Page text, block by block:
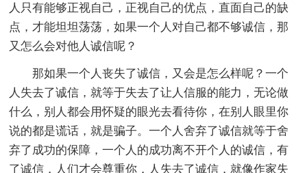
人只有能够正视自己，正视自己的优点，直面自己的缺
点，才能坦坦荡荡，如果一个人对自己都不够诚信，那
又怎么会对他人诚信呢？
那如果一个人丧失了诚信，又会是怎么样呢？一个
人失去了诚信，就等于失去了让人信服的能力，无论做
什么，别人都会用怀疑的眼光去看待你，在别人眼里你
说的都是谎话，就是骗子。一个人舍弃了诚信就等于舍
弃了成功的保障，一个人的成功离不开个人的诚信，有
了诚信，人们才会尊重你，人失去了诚信，就像作家失